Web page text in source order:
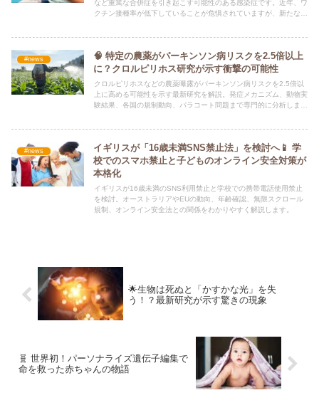
など重篤な合併症を引き起こす可能性のある感染症です。近年、ワ
クチン接種率が低下していることが危惧されていますが、新たな研
#news
🧠 特定の農薬がパーキンソン病リスクを2.5倍以上
に？クロルピリホス研究が示す衝撃の可能性
クロルピリホスなどの農薬曝露がパーキンソン病リスクを2.5倍以
上に高める可能性を示す最新研究を解説。発症メカニズム、動物実
験結果、各国の規制動向、パラコート問題まで専門的に分析しま
#news
イギリスが「16歳未満SNS禁止法」を検討へ📱 学
校でのスマホ禁止と子どものオンライン安全対策が
本格化
イギリスが16歳未満のSNS利用禁止と学校での携帯電話使用禁止
を検討。オーストラリアやEUの動向、年齢確認、無限スクロール
規制、オンライン安全法との関係をわかりやすく解説します。
🌟生物は死ぬと「かすかな光」を失
う！？最新研究が示す驚きの現象
🧬 世界初！パーソナライズ遺伝子編集で
命を救った赤ちゃんの物語